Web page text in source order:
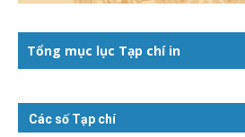
Tổng mục lục Tạp chí in
Các số Tạp chí